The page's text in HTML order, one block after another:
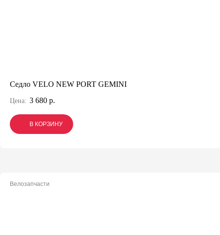
Седло VELO NEW PORT GEMINI
Цена: 3 680 р.
В КОРЗИНУ
В КОРЗИНУ
В КОРЗИНУ
Велозапчасти